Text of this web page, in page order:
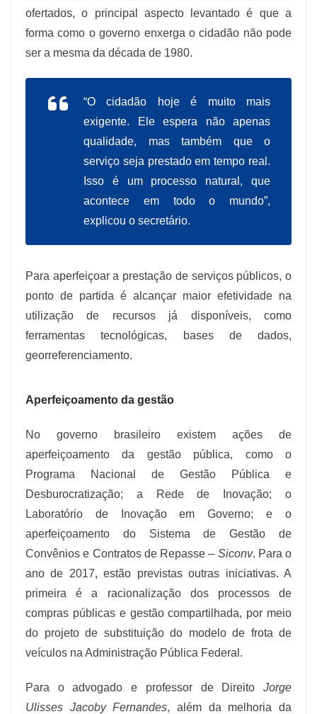
ofertados, o principal aspecto levantado é que a
forma como o governo enxerga o cidadão não pode
ser a mesma da década de 1980.
“O cidadão hoje é muito mais
exigente. Ele espera não apenas
qualidade, mas também que o
serviço seja prestado em tempo real.
Isso é um processo natural, que
acontece em todo o mundo”,
explicou o secretário.
Para aperfeiçoar a prestação de serviços públicos, o
ponto de partida é alcançar maior efetividade na
utilização de recursos já disponíveis, como
ferramentas tecnológicas, bases de dados,
georreferenciamento.
Aperfeiçoamento da gestão
No governo brasileiro existem ações de
aperfeiçoamento da gestão pública, como o
Programa Nacional de Gestão Pública e
Desburocratização; a Rede de Inovação; o
Laboratório de Inovação em Governo; e o
aperfeiçoamento do Sistema de Gestão de
Convênios e Contratos de Repasse – Siconv. Para o
ano de 2017, estão previstas outras iniciativas. A
primeira é a racionalização dos processos de
compras públicas e gestão compartilhada, por meio
do projeto de substituição do modelo de frota de
veículos na Administração Pública Federal.
Para o advogado e professor de Direito Jorge
Ulisses Jacoby Fernandes, além da melhoria da